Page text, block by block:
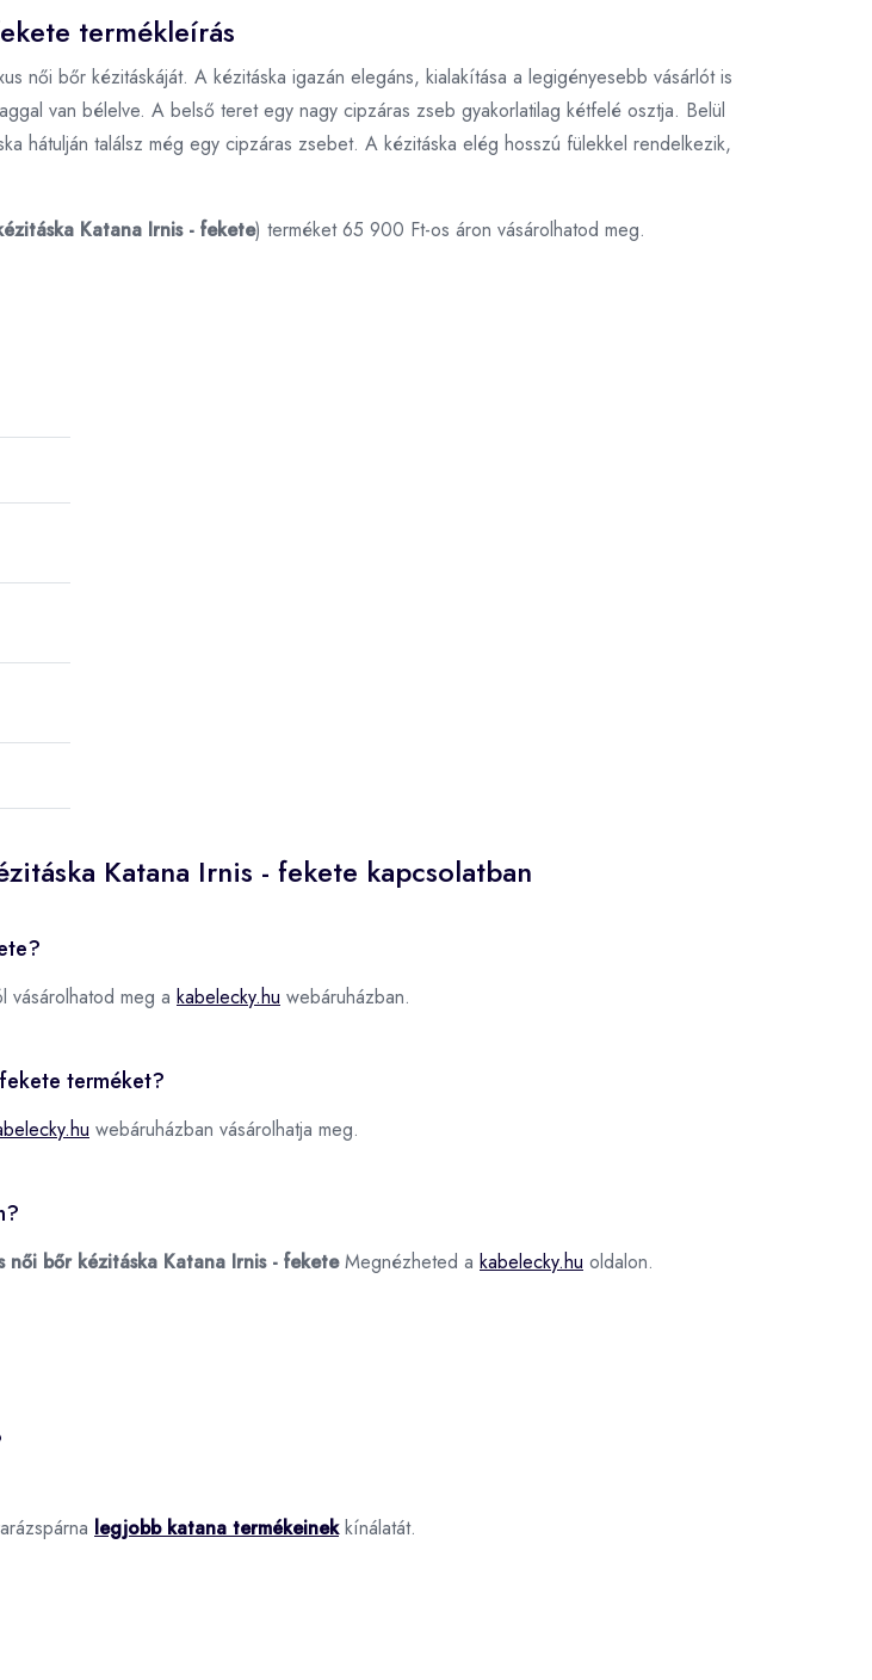
termékleírás
női bőr kézitáskáját. A kézitáska igazán elegáns, kialakítása a legigényesebb vásárlót is
van bélelve. A belső teret egy nagy cipzáras zseb gyakorlatilag kétfelé osztja. Belül
hátulján találsz még egy cipzáras zsebet. A kézitáska elég hosszú fülekkel rendelkezik,
Katana Irnis - fekete) terméket 65 900 Ft-os áron vásárolhatod meg.
Katana Irnis - fekete kapcsolatban
meg a kabelecky.hu webáruházban.
terméket?
webáruházban vásárolhatja meg.
női bőr kézitáska Katana Irnis - feketeMegnézheted a kabelecky.hu oldalon.
legjobb katana termékeinekkínálatát.